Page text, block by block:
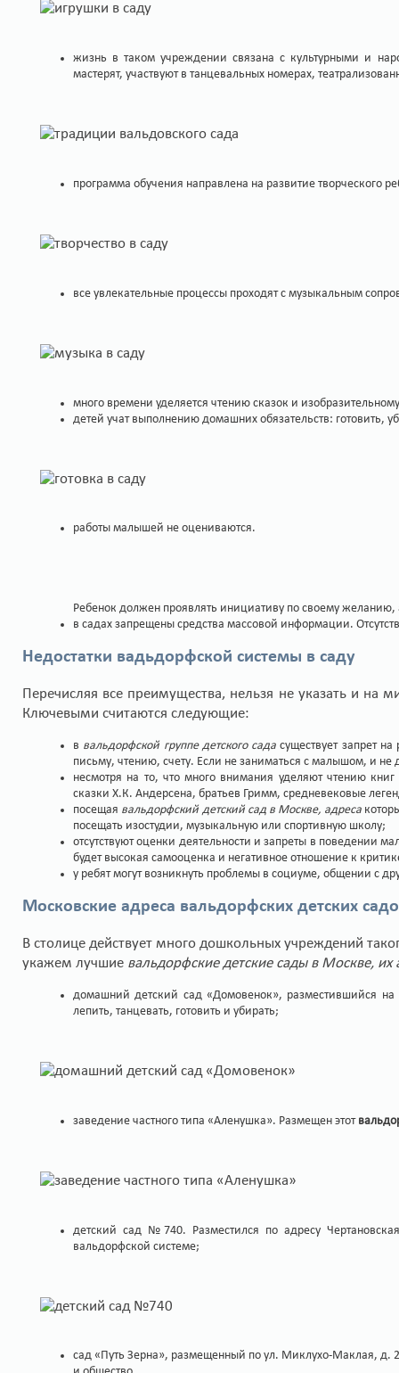
жизнь в таком учреждении связана с культурными и
мастерят, участвуют в танцевальных номерах,
программа обучения направлена на развитие творческого
все увлекательные процессы проходят с музыкальным
много времени уделяется чтению сказок и
детей учат выполнению домашних обязательств: готовить,
работы малышей не оцениваются.
Ребенок должен проявлять инициативу по своему желанию,
в садах запрещены средства массовой информации.
Недостатки вадьдорфской системы в саду
Перечисляя все преимущества, нельзя не указать и на
Ключевыми считаются следующие:
в вальдорфской группе детского сада существует запрет
письму, чтению, счету. Если не заниматься с малышом, и не
несмотря на то, что много внимания уделяют чтению
сказки Х.К. Андерсена, братьев Гримм, средневековые
посещая вальдорфский детский сад в Москве, адреса
посещать изостудии, музыкальную или спортивную школу;
отсутствуют оценки деятельности и запреты в поведении
будет высокая самооценка и негативное отношение к
у ребят могут возникнуть проблемы в социуме, общении с
Московские адреса вальдорфских детских
В столице действует много дошкольных учреждений
укажем лучшие вальдорфские детские сады в Москве, их
домашний детский сад «Домовенок», разместившийся на
лепить, танцевать, готовить и убирать;
заведение частного типа «Аленушка». Размещен этот
детский сад №740. Разместился по адресу
вальдорфской системе;
сад «Путь Зерна», размещенный по ул. Миклухо-Маклая, д.